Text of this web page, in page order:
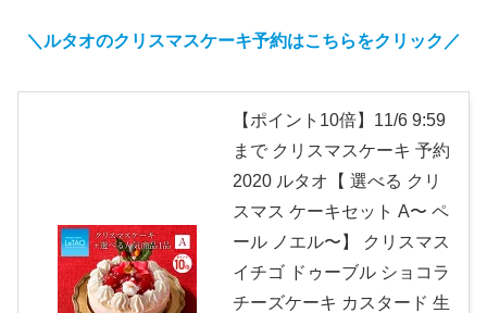
＼ルタオのクリスマスケーキ予約はこちらをクリック／
【ポイント10倍】11/6 9:59
まで クリスマスケーキ 予約
2020 ルタオ【 選べる クリ
スマス ケーキセット A〜 ペ
ール ノエル〜】 クリスマス
イチゴ ドゥーブル ショコラ
チーズケーキ カスタード 生